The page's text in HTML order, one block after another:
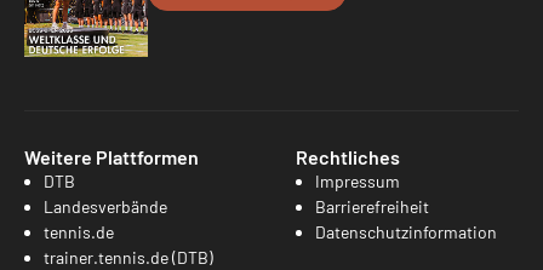
Weitere Plattformen
DTB
Landesverbände
tennis.de
trainer.tennis.de (DTB)
Rechtliches
Impressum
Barrierefreiheit
Datenschutzinformation